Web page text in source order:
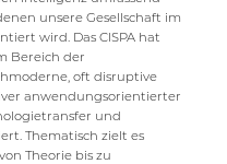
unsere Gesellschaft im
wird. Das CISPA hat
Bereich der
oft disruptive
anwendungsorientierter
und
Thematisch zielt es
Theorie bis zu